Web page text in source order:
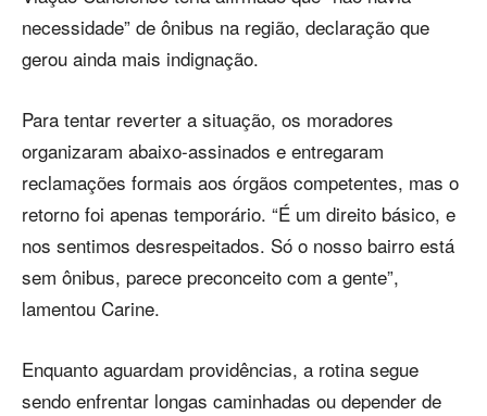
necessidade” de ônibus na região, declaração que
gerou ainda mais indignação.
Para tentar reverter a situação, os moradores
organizaram abaixo-assinados e entregaram
reclamações formais aos órgãos competentes, mas o
retorno foi apenas temporário. “É um direito básico, e
nos sentimos desrespeitados. Só o nosso bairro está
sem ônibus, parece preconceito com a gente”,
lamentou Carine.
Enquanto aguardam providências, a rotina segue
sendo enfrentar longas caminhadas ou depender de